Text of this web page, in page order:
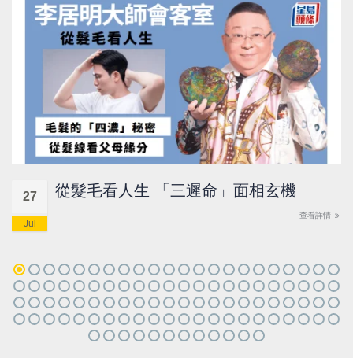
27
Jul
從髮毛看人生 「三遲命」面相玄機
查看詳情